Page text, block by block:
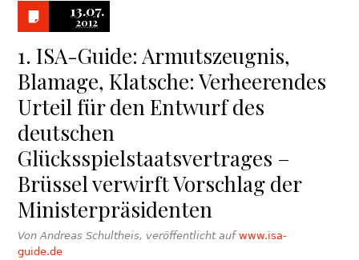
13.07.
2012
1. ISA-Guide: Armutszeugnis,
Blamage, Klatsche: Verheerendes
Urteil für den Entwurf des
deutschen
Glücksspielstaatsvertrages –
Brüssel verwirft Vorschlag der
Ministerpräsidenten
Von Andreas Schultheis, veröffentlicht aufwww.isa-
guide.de